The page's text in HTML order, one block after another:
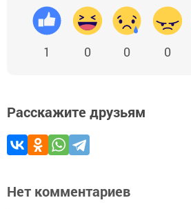
1 0 0 0
Расскажите друзьям
Нет комментариев